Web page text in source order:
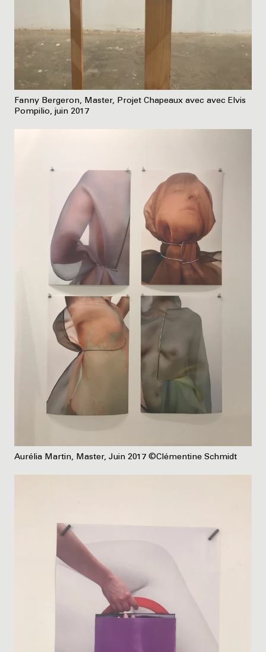
Fanny Bergeron, Master, Projet Chapeaux avec avec Elvis
Pompilio, juin 2017
Aurélia Martin, Master, Juin 2017 ©Clémentine Schmidt